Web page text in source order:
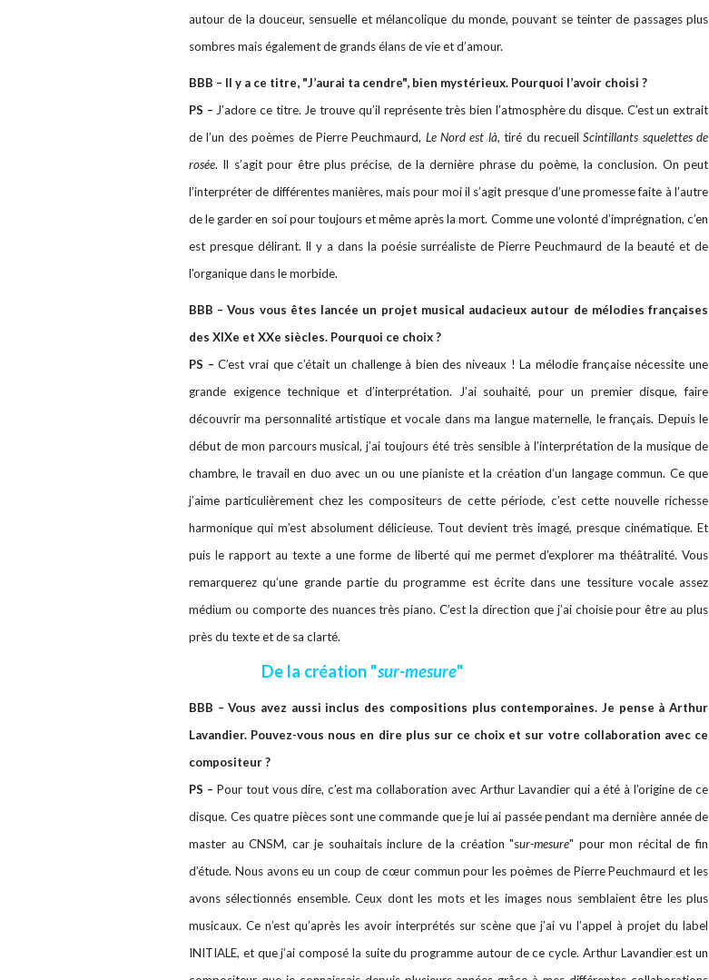
autour de la douceur, sensuelle et mélancolique du monde, pouvant se teinter de passages plus
sombres mais également de grands élans de vie et d’amour.
BBB – Il y a ce titre, "J’aurai ta cendre", bien mystérieux. Pourquoi l’avoir choisi ?
PS – J’adore ce titre. Je trouve qu’il représente très bien l’atmosphère du disque. C’est un extrait
de l’un des poèmes de Pierre Peuchmaurd, Le Nord est là, tiré du recueilScintillants squelettes de
rosée. Il s’agit pour être plus précise, de la dernière phrase du poème, la conclusion. On peut
l’interpréter de différentes manières, mais pour moi il s’agit presque d’une promesse faite à l’autre
de le garder en soi pour toujours et même après la mort. Comme une volonté d’imprégnation, c’en
est presque délirant. Il y a dans la poésie surréaliste de Pierre Peuchmaurd de la beauté et de
l’organique dans le morbide.
BBB – Vous vous êtes lancée un projet musical audacieux autour de mélodies françaises
des XIXe et XXe siècles. Pourquoi ce choix ?
PS –C’est vrai que c’était un challenge à bien des niveaux ! La mélodie française nécessite une
grande exigence technique et d’interprétation. J’ai souhaité, pour un premier disque, faire
découvrir ma personnalité artistique et vocale dans ma langue maternelle, le français. Depuis le
début de mon parcours musical, j’ai toujours été très sensible à l’interprétation de la musique de
chambre, le travail en duo avec un ou une pianiste et la création d’un langage commun. Ce que
j’aime particulièrement chez les compositeurs de cette période, c’est cette nouvelle richesse
harmonique qui m’est absolument délicieuse. Tout devient très imagé, presque cinématique. Et
puis le rapport au texte a une forme de liberté qui me permet d’explorer ma théâtralité. Vous
remarquerez qu’une grande partie du programme est écrite dans une tessiture vocale assez
médium ou comporte des nuances très piano. C’est la direction que j’ai choisie pour être au plus
près du texte et de sa clarté.
De la création "sur-mesure"
BBB – Vous avez aussi inclus des compositions plus contemporaines. Je pense à Arthur
Lavandier. Pouvez-vous nous en dire plus sur ce choix et sur votre collaboration avec ce
compositeur ?
PS – Pour tout vous dire, c’est ma collaboration avec Arthur Lavandier qui a été à l’origine de ce
disque. Ces quatre pièces sont une commande que je lui ai passée pendant ma dernière année de
master au CNSM, car je souhaitais inclure de la création "sur-mesure" pour mon récital de fin
d’étude. Nous avons eu un coup de cœur commun pour les poèmes de Pierre Peuchmaurd et les
avons sélectionnés ensemble. Ceux dont les mots et les images nous semblaient être les plus
musicaux. Ce n’est qu’après les avoir interprétés sur scène que j’ai vu l’appel à projet du label
INITIALE, et que j’ai composé la suite du programme autour de ce cycle. Arthur Lavandier est un